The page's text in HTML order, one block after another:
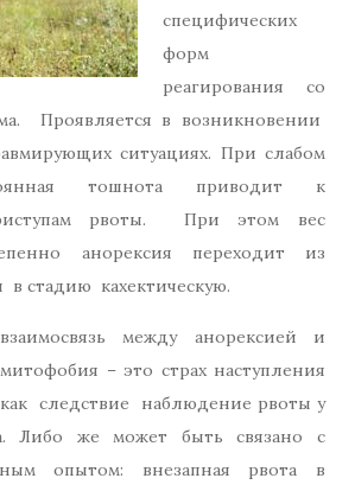
специфических
форм
реагирования со
Проявляется в возникновении
ситуациях. При слабом
тошнота приводит к
рвоты. При этом вес
анорексия переходит из
стадию кахектическую.
между анорексией и
– это страх наступления
следствие наблюдение рвоты у
Либо же может быть связано с
опытом: внезапная рвота в